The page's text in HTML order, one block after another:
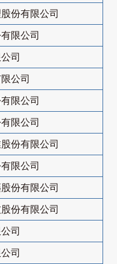
份有限公司
限公司
司
公司
限公司
限公司
份有限公司
限公司
份有限公司
份有限公司
司
司